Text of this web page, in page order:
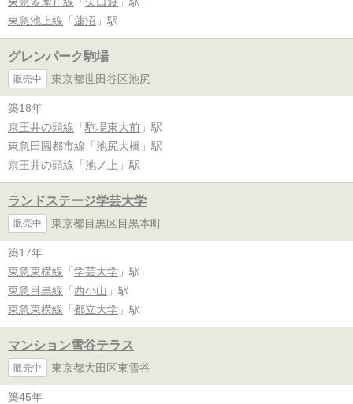
東急池上線 「 蓮沼 」駅
グレンパーク駒場
販売中 東京都世田谷区池尻
築18年
京王井の頭線 「 駒場東大前 」駅
東急田園都市線 「 池尻大橋 」駅
京王井の頭線 「 池ノ上 」駅
ランドステージ学芸大学
販売中 東京都目黒区目黒本町
築17年
東急東横線 「 学芸大学 」駅
東急目黒線 「 西小山 」駅
東急東横線 「 都立大学 」駅
マンション雪谷テラス
販売中 東京都大田区東雪谷
築45年